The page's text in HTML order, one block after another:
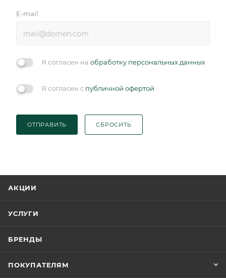
E-mail
Я согласен на обработку персональных данных
Я согласен с публичной офертой
ОТПРАВИТЬ СБРОСИТЬ
АКЦИИ
УСЛУГИ
БРЕНДЫ
ПОКУПАТЕЛЯМ